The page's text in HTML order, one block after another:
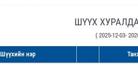
ШҮҮХ
( 2025-12-03-
Шүүхийн нэр